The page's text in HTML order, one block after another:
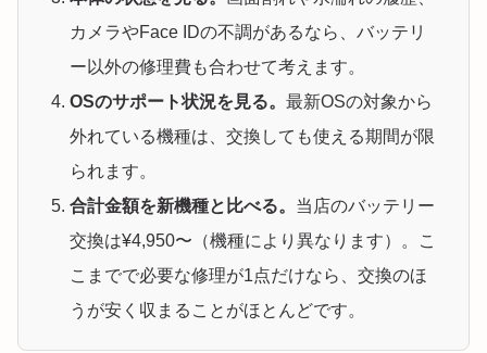
カメラやFace IDの不調があるなら、バッテリ
ー以外の修理費も合わせて考えます。
OSのサポート状況を見る。 最新OSの対象から
外れている機種は、交換しても使える期間が限
られます。
合計金額を新機種と比べる。 当店のバッテリー
交換は¥4,950〜（機種により異なります）。こ
こまでで必要な修理が1点だけなら、交換のほ
うが安く収まることがほとんどです。